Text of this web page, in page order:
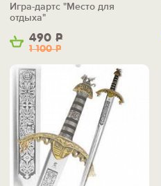
490 Р
1 100Р
Игра-дартс "Место для
отдыха"